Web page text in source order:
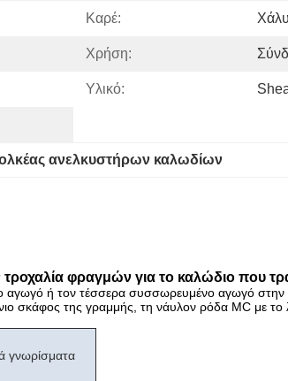
Καρέ:
Χρήση:
Υλικό:
ανελκυστήρων καλωδίων
φραγμών για το καλώδιο που
αγωγό ή τον τέσσερα συσσωρευμένο αγωγό
σκάφος της γραμμής, τη νάυλον ρόδα MC με
γνωρίσματα